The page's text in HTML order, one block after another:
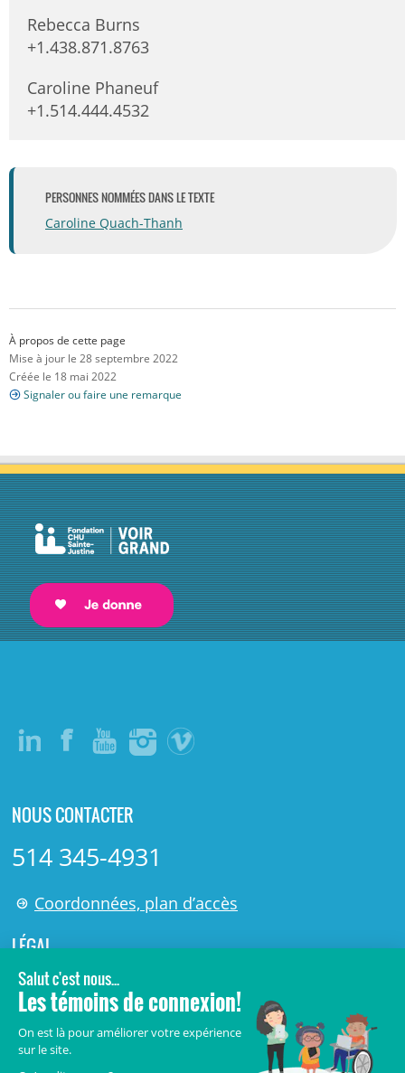
Rebecca Burns
+1.438.871.8763
Caroline Phaneuf
+1.514.444.4532
PERSONNES NOMMÉES DANS LE TEXTE
Caroline Quach-Thanh
À propos de cette page
Mise à jour le 28 septembre 2022
Créée le 18 mai 2022
Signaler ou faire une remarque
NOUS CONTACTER
514 345-4931
Coordonnées, plan d’accès
LÉGAL
© 2006-2026Centre de recherche Azrieli du CHU Sainte-
Justine.
Avis légaux